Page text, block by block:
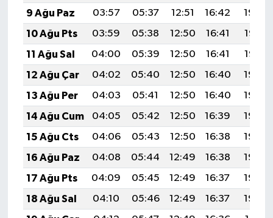
9 Ağu Paz
03:57 05:37 12:51 16:42
19:54
10 Ağu Pts
03:59 05:38 12:50 16:41
19:53
11 Ağu Sal
04:00 05:39 12:50 16:41
19:52
12 Ağu Çar
04:02 05:40 12:50 16:40
19:50
13 Ağu Per
04:03 05:41 12:50 16:40
19:49
14 Ağu Cum
04:05 05:42 12:50 16:39
19:48
15 Ağu Cts
04:06 05:43 12:50 16:38
19:46
16 Ağu Paz
04:08 05:44 12:49 16:38
19:45
17 Ağu Pts
04:09 05:45 12:49 16:37
19:44
18 Ağu Sal
04:10 05:46 12:49 16:37
19:42